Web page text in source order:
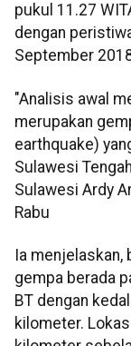
pukul 11.27
dengan
September
"Analisis awal
merupakan
earthquake)
Sulawesi
Sulawesi Ardy
Rabu
Ia
gempa berada
BT dengan
kilometer.